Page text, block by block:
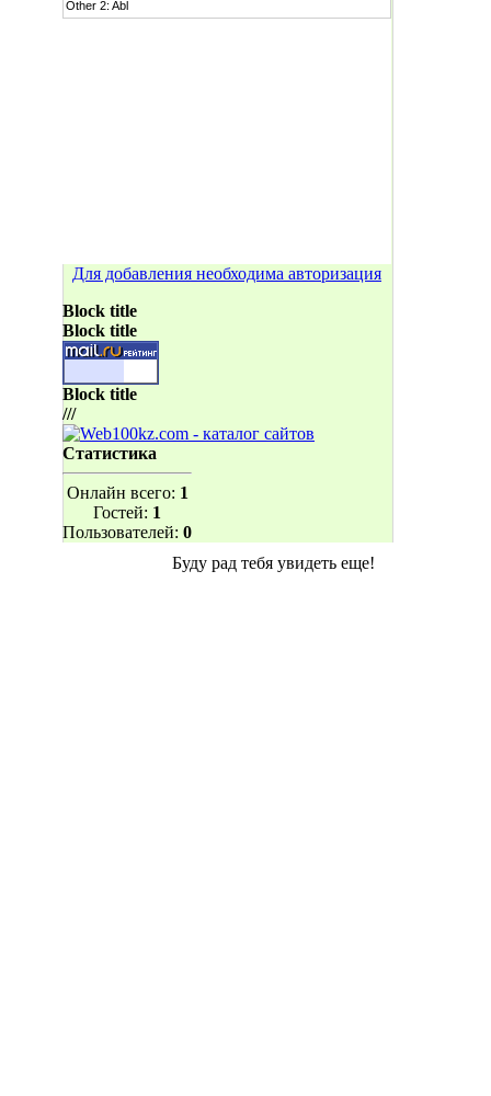
Для добавления необходима авторизация
Block title
Block title
Block title
///
Статистика
Онлайн всего: 1
Гостей: 1
Пользователей: 0
Буду рад тебя увидеть еще!